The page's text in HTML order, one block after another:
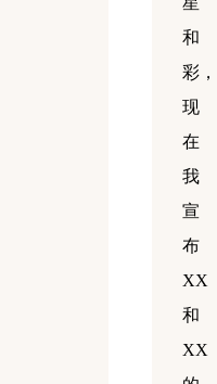
和
彩，
现
在
我
宣
布
XX
和
XX